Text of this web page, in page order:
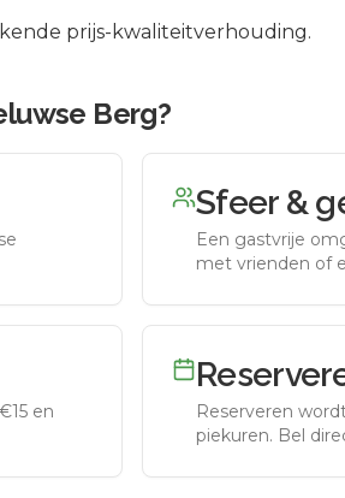
prijs-kwaliteitverhouding.
Berg?
Sfeer &
Een gastvrije
met vrienden of
en
Reserveren
piekuren. Bel